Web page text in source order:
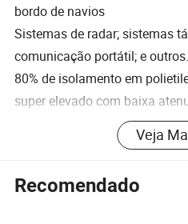
bordo de navios
Sistemas de radar; sistemas
comunicação portátil; e outros.
80% de isolamento em
super elevado com baixa
caso de variação de
coeficiente de temperatura. O
do tubo de cobre ondulado de
Veja
Recomendado